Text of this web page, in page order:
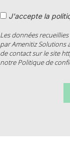
J'accepte la
Les données
par Amenitiz Solutions
de contact sur le site
notre Politique de